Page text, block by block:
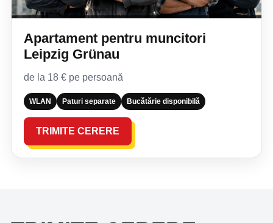
Apartament pentru muncitori
Leipzig Grünau
de la 18 € pe persoană
WLAN Paturi separate Bucătărie disponibilă
TRIMITE CERERE